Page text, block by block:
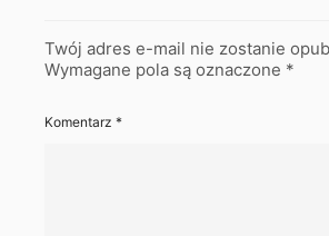
Twój adres e-mail nie zostanie
Wymagane pola są oznaczone *
Komentarz *